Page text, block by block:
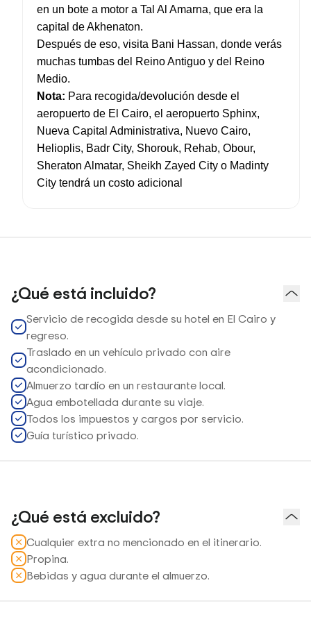
en un bote a motor a Tal Al Amarna, que era la
capital de Akhenaton.
Después de eso, visita Bani Hassan, donde verás
muchas tumbas del Reino Antiguo y del Reino
Medio.
Nota: Para recogida/devolución desde el
aeropuerto de El Cairo, el aeropuerto Sphinx,
Nueva Capital Administrativa, Nuevo Cairo,
Helioplis, Badr City, Shorouk, Rehab, Obour,
Sheraton Almatar, Sheikh Zayed City o Madinty
City tendrá un costo adicional
¿Qué está incluido?
Servicio de recogida desde su hotel en El Cairo y
regreso.
Traslado en un vehículo privado con aire
acondicionado.
Almuerzo tardío en un restaurante local.
Agua embotellada durante su viaje.
Todos los impuestos y cargos por servicio.
Guía turístico privado.
¿Qué está excluido?
Cualquier extra no mencionado en el itinerario.
Propina.
Bebidas y agua durante el almuerzo.